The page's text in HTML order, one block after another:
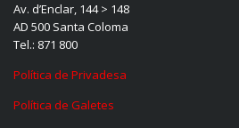
Av. d’Enclar, 144 > 148
AD 500 Santa Coloma
Tel.: 871 800
Política de Privadesa
Política de Galetes